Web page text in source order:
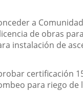
a
de obras
instalación de
certificación
para riego de